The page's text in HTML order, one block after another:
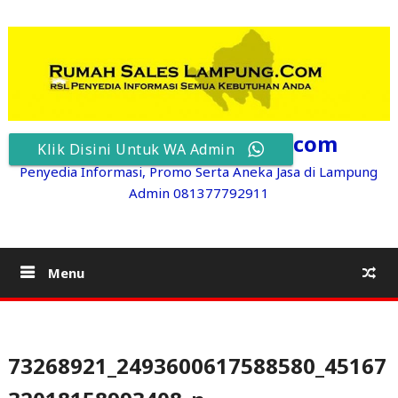
content
RumahSalesLampung.com
Penyedia Informasi, Promo Serta Aneka Jasa di Lampung
Admin 081377792911
Menu
73268921_2493600617588580_45167
Klik Disini Untuk WA Admin